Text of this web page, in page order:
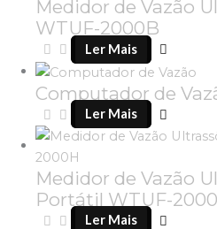
Medidor de Vazão
WTUF-2000B
Ler Mais
Computador de
Ler Mais
Medidor de Vazão
Portátil WTUF-
Ler Mais